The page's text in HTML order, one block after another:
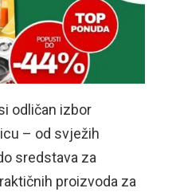
odličan izbor
– od svježih
sredstava za
proizvoda za